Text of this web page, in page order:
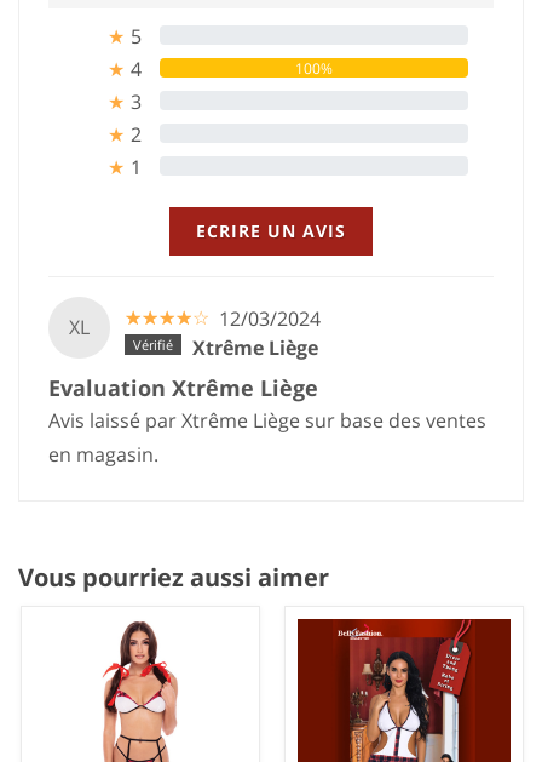
★ 5
★ 4 100%
★ 3
★ 2
★ 1
ECRIRE UN AVIS
XL ☆☆☆☆☆
★★★★★ 12/03/2024
Xtrême Liège
Evaluation Xtrême Liège
Avis laissé par Xtrême Liège sur base des ventes
en magasin.
Vous pourriez aussi aimer